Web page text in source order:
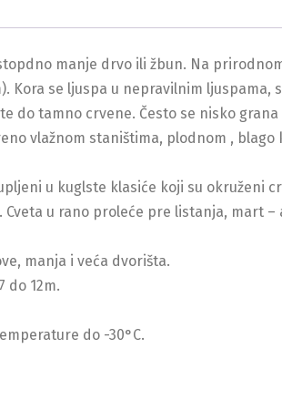
manje drvo ili žbun. Na
Kora se ljuspa u nepravilnim ljuspama,
do tamno crvene. Često se nisko
vlažnom staništima, plodnom , blago
u kuglste klasiće koji su okruženi
u rano proleće pre listanja, mart
manja i veća dvorišta.
do 12m.
do -30°C.